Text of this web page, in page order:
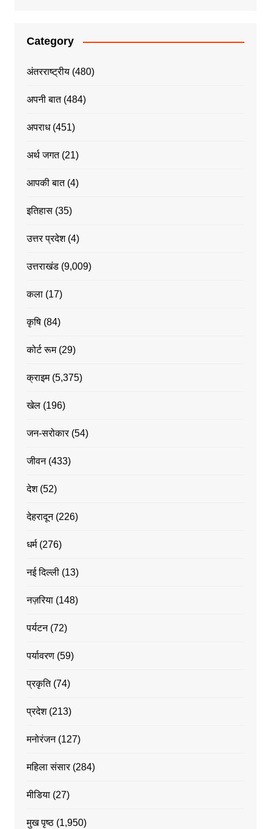
Category
अंतरराष्ट्रीय(480)
अपनी बात(484)
अपराध(451)
अर्थ जगत(21)
आपकी बात(4)
इतिहास(35)
उत्तर प्रदेश(4)
उत्तराखंड(9,009)
कला(17)
कृषि(84)
कोर्ट रूम(29)
क्राइम(5,375)
खेल(196)
जन-सरोकार(54)
जीवन(433)
देश(52)
देहरादून(226)
धर्म(276)
नई दिल्ली(13)
नज़रिया(148)
पर्यटन(72)
पर्यावरण(59)
प्रकृति(74)
प्रदेश(213)
मनोरंजन(127)
महिला संसार(284)
मीडिया(27)
मुख पृष्ठ(1,950)